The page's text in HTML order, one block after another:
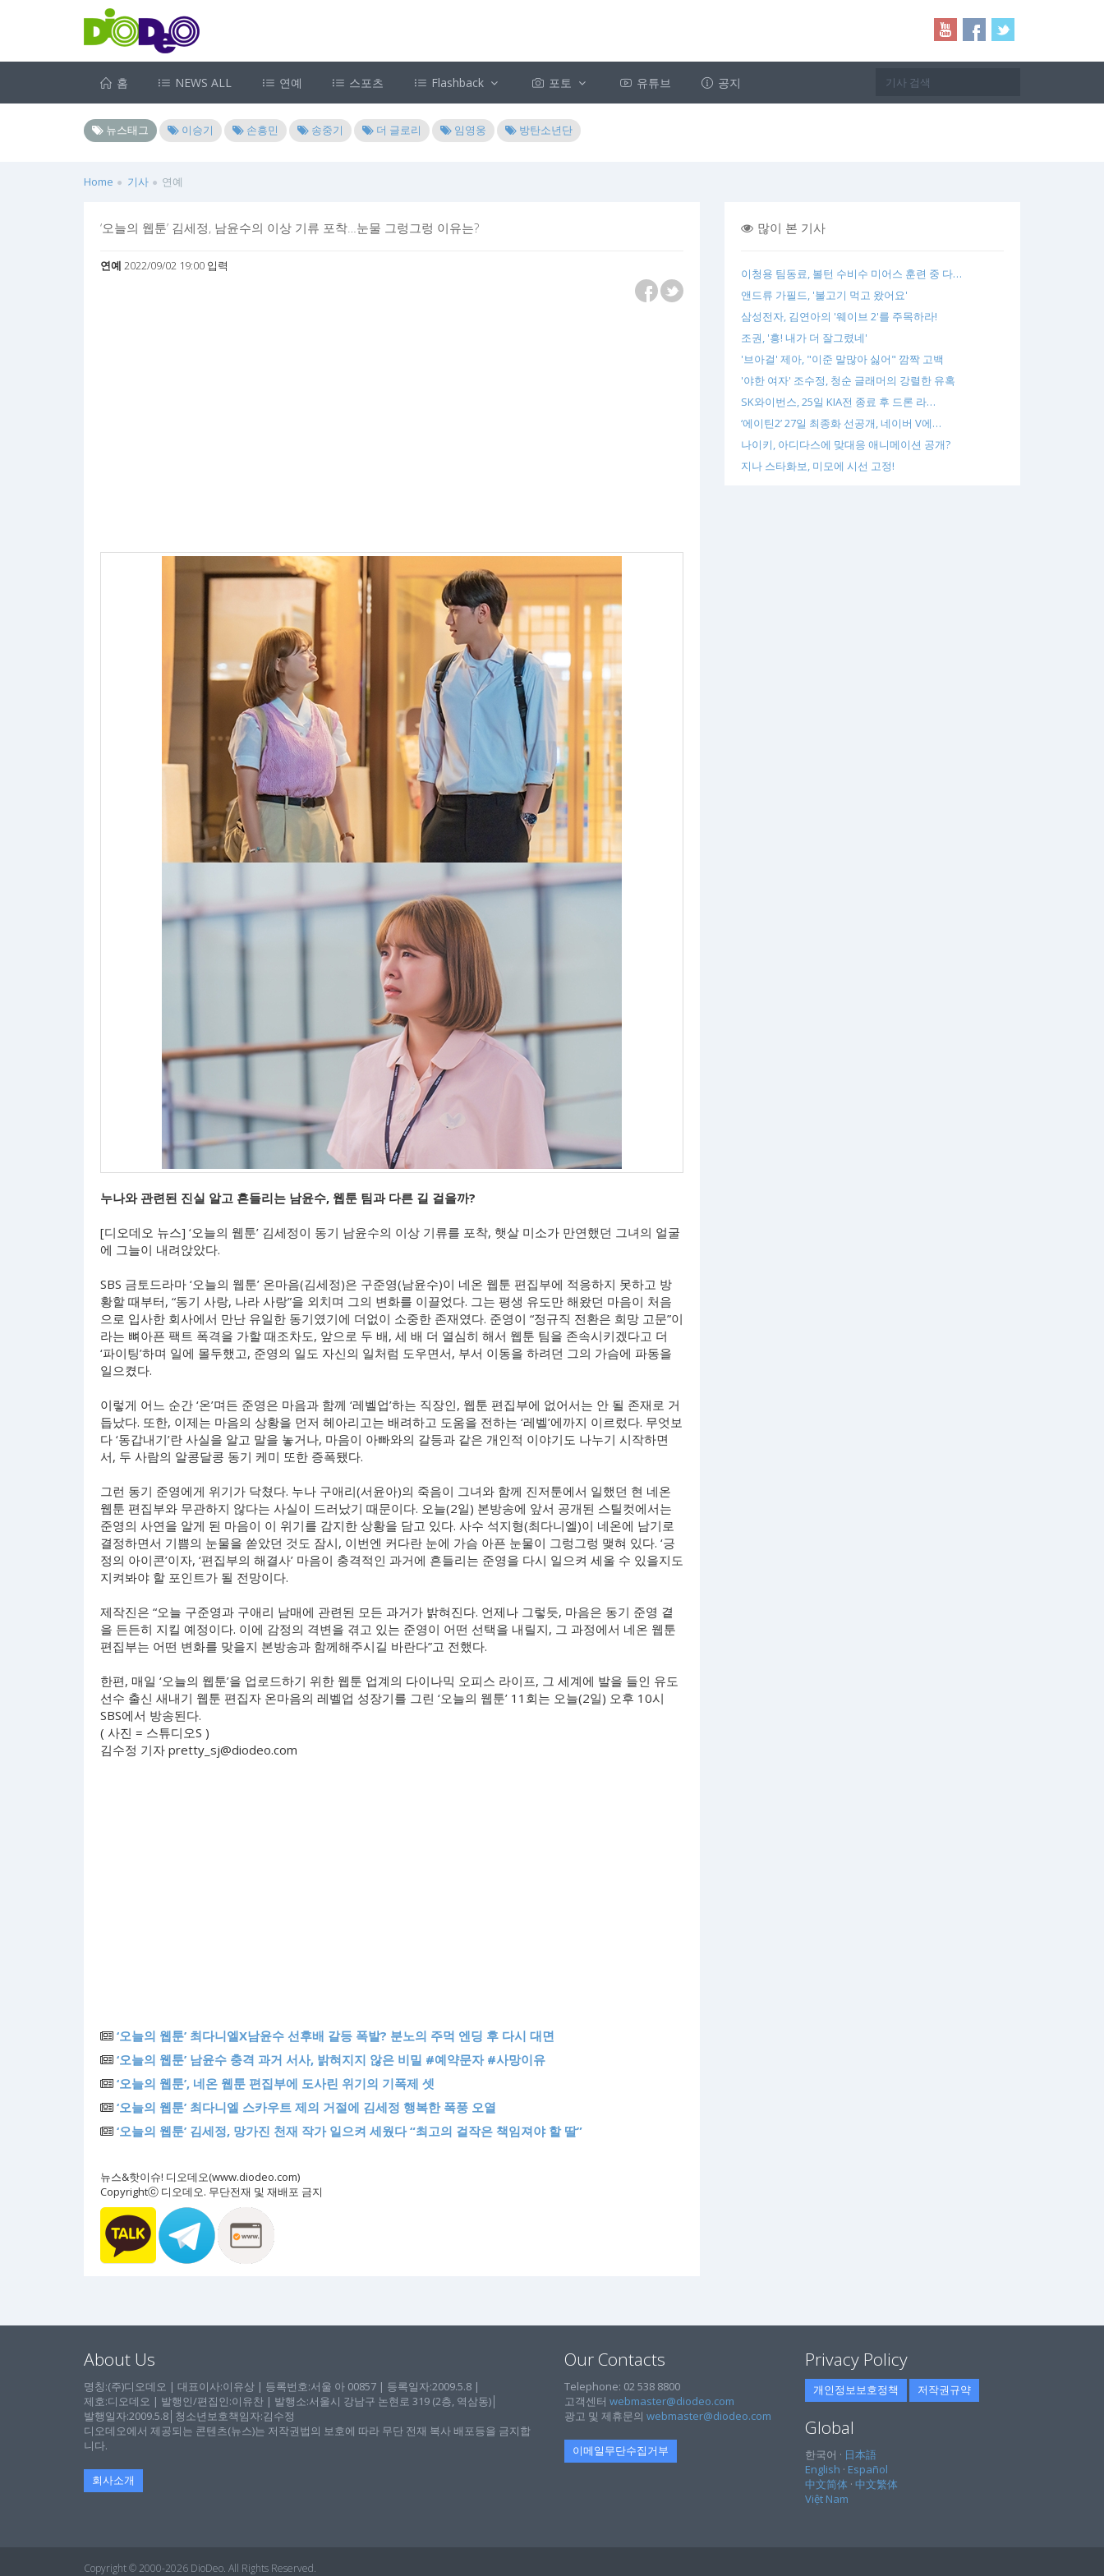
홈 NEWS ALL 연예 스포츠 Flashback 포토 유튜브 공지
뉴스태그 이승기 손흥민 송중기 더 글로리 임영웅 방탄소년단
Home 기사 연예
‘오늘의 웹툰’ 김세정, 남윤수의 이상 기류 포착…눈물 그렁그렁 이유는?
연예 2022/09/02 19:00 입력
누나와 관련된 진실 알고 흔들리는 남윤수, 웹툰 팀과 다른 길 걸을까?
[디오데오 뉴스] ‘오늘의 웹툰’ 김세정이 동기 남윤수의 이상 기류를 포착, 햇살 미소가 만연했던 그녀의 얼굴
에 그늘이 내려앉았다.
SBS 금토드라마 ‘오늘의 웹툰’ 온마음(김세정)은 구준영(남윤수)이 네온 웹툰 편집부에 적응하지 못하고 방
황할 때부터, “동기 사랑, 나라 사랑”을 외치며 그의 변화를 이끌었다. 그는 평생 유도만 해왔던 마음이 처음
으로 입사한 회사에서 만난 유일한 동기였기에 더없이 소중한 존재였다. 준영이 “정규직 전환은 희망 고문”이
라는 뼈아픈 팩트 폭격을 가할 때조차도, 앞으로 두 배, 세 배 더 열심히 해서 웹툰 팀을 존속시키겠다고 더
‘파이팅’하며 일에 몰두했고, 준영의 일도 자신의 일처럼 도우면서, 부서 이동을 하려던 그의 가슴에 파동을
일으켰다.
이렇게 어느 순간 ‘온’며든 준영은 마음과 함께 ‘레벨업’하는 직장인, 웹툰 편집부에 없어서는 안 될 존재로 거
듭났다. 또한, 이제는 마음의 상황을 먼저 헤아리고는 배려하고 도움을 전하는 ‘레벨’에까지 이르렀다. 무엇보
다 ‘동갑내기’란 사실을 알고 말을 놓거나, 마음이 아빠와의 갈등과 같은 개인적 이야기도 나누기 시작하면
서, 두 사람의 알콩달콩 동기 케미 또한 증폭됐다.
그런 동기 준영에게 위기가 닥쳤다. 누나 구애리(서윤아)의 죽음이 그녀와 함께 진저툰에서 일했던 현 네온
웹툰 편집부와 무관하지 않다는 사실이 드러났기 때문이다. 오늘(2일) 본방송에 앞서 공개된 스틸컷에서는
준영의 사연을 알게 된 마음이 이 위기를 감지한 상황을 담고 있다. 사수 석지형(최다니엘)이 네온에 남기로
결정하면서 기쁨의 눈물을 쏟았던 것도 잠시, 이번엔 커다란 눈에 가슴 아픈 눈물이 그렁그렁 맺혀 있다. ‘긍
정의 아이콘’이자, ‘편집부의 해결사’ 마음이 충격적인 과거에 흔들리는 준영을 다시 일으켜 세울 수 있을지도
지켜봐야 할 포인트가 될 전망이다.
제작진은 “오늘 구준영과 구애리 남매에 관련된 모든 과거가 밝혀진다. 언제나 그렇듯, 마음은 동기 준영 곁
을 든든히 지킬 예정이다. 이에 감정의 격변을 겪고 있는 준영이 어떤 선택을 내릴지, 그 과정에서 네온 웹툰
편집부는 어떤 변화를 맞을지 본방송과 함께해주시길 바란다”고 전했다.
한편, 매일 ‘오늘의 웹툰’을 업로드하기 위한 웹툰 업계의 다이나믹 오피스 라이프, 그 세계에 발을 들인 유도
선수 출신 새내기 웹툰 편집자 온마음의 레벨업 성장기를 그린 ‘오늘의 웹툰’ 11회는 오늘(2일) 오후 10시
SBS에서 방송된다.
( 사진 = 스튜디오S )
김수정 기자 pretty_sj@diodeo.com
‘오늘의 웹툰’ 최다니엘X남윤수 선후배 갈등 폭발? 분노의 주먹 엔딩 후 다시 대면
‘오늘의 웹툰’ 남윤수 충격 과거 서사, 밝혀지지 않은 비밀 #예약문자 #사망이유
‘오늘의 웹툰’, 네온 웹툰 편집부에 도사린 위기의 기폭제 셋
‘오늘의 웹툰’ 최다니엘 스카우트 제의 거절에 김세정 행복한 폭풍 오열
‘오늘의 웹툰’ 김세정, 망가진 천재 작가 일으켜 세웠다 “최고의 걸작은 책임져야 할 딸”
뉴스&핫이슈! 디오데오(www.diodeo.com)
Copyrightⓒ 디오데오. 무단전재 및 재배포 금지
많이 본 기사
이청용 팀동료, 볼턴 수비수 미어스 훈련 중 다…
앤드류 가필드, '불고기 먹고 왔어요'
삼성전자, 김연아의 '웨이브 2'를 주목하라!
조권, '흥! 내가 더 잘그렸네'
'브아걸' 제아, "이준 말많아 싫어" 깜짝 고백
'야한 여자' 조수정, 청순 글래머의 강렬한 유혹
SK와이번스, 25일 KIA전 종료 후 드론 라…
‘에이틴2’ 27일 최종화 선공개, 네이버 V에…
나이키, 아디다스에 맞대응 애니메이션 공개?
지나 스타화보, 미모에 시선 고정!
About Us
명칭:(주)디오데오 | 대표이사:이유상 | 등록번호:서울 아 00857 | 등록일자:2009.5.8 |
제호:디오데오 | 발행인/편집인:이유찬 | 발행소:서울시 강남구 논현로 319 (2층, 역삼동)│
발행일자:2009.5.8│청소년보호책임자:김수정
디오데오에서 제공되는 콘텐츠(뉴스)는 저작권법의 보호에 따라 무단 전재 복사 배포등을 금지합
니다.
회사소개
Our Contacts
Telephone: 02 538 8800
고객센터 webmaster@diodeo.com
광고 및 제휴문의 webmaster@diodeo.com
이메일무단수집거부
Privacy Policy
개인정보보호정책 저작권규약
Global
한국어 · 日本語
English · Español
中文简体 · 中文繁体
Việt Nam
Copyright © 2000-2026 DioDeo. All Rights Reserved.